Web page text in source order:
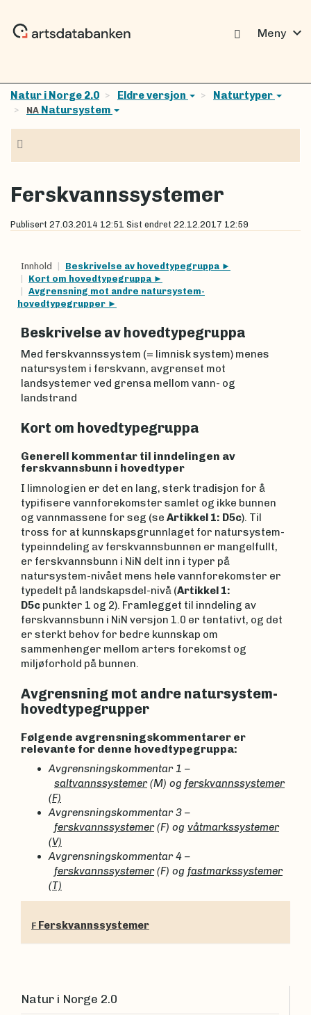
Meny expand_more
Natur i Norge 2.0 Eldre versjon Naturtyper
NA Natursystem
Ferskvannssystemer
Publisert 27.03.2014 12:51 Sist endret 22.12.2017 12:59
Innhold
Beskrivelse av hovedtypegruppa
Kort om hovedtypegruppa
Avgrensning mot andre natursystem-
hovedtypegrupper
Beskrivelse av hovedtypegruppa
Med ferskvannssystem (= limnisk system) menes
natursystem i ferskvann, avgrenset mot
landsystemer ved grensa mellom vann- og
landstrand
Kort om hovedtypegruppa
Generell kommentar til inndelingen av
ferskvannsbunn i hovedtyper
I limnologien er det en lang, sterk tradisjon for å
typifisere vannforekomster samlet og ikke bunnen
og vannmassene for seg (se Artikkel 1: D5c). Til
tross for at kunnskapsgrunnlaget for natursystem-
typeinndeling av ferskvannsbunnen er mangelfullt,
er ferskvannsbunn i NiN delt inn i typer på
natursystem-nivået mens hele vannforekomster er
typedelt på landskapsdel-nivå (Artikkel 1:
D5c punkter 1 og 2). Framlegget til inndeling av
ferskvannsbunn i NiN versjon 1.0 er tentativt, og det
er sterkt behov for bedre kunnskap om
sammenhenger mellom arters forekomst og
miljøforhold på bunnen.
Avgrensning mot andre natursystem-
hovedtypegrupper
Følgende avgrensningskommentarer er
relevante for denne hovedtypegruppa:
Avgrensningskommentar 1 –
saltvannssystemer(M) og ferskvannssystemer
(F)
Avgrensningskommentar 3 –
ferskvannssystemer(F) og våtmarkssystemer
(V)
Avgrensningskommentar 4 –
ferskvannssystemer(F) og fastmarkssystemer
(T)
F Ferskvannssystemer
Natur i Norge 2.0